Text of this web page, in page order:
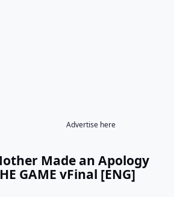
Advertise here
Made an Apology
GAME vFinal [ENG]